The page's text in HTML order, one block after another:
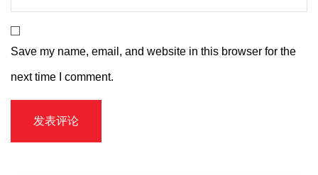
Save my name, email, and website in this browser for the
next time I comment.